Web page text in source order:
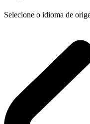
Selecione o idioma de